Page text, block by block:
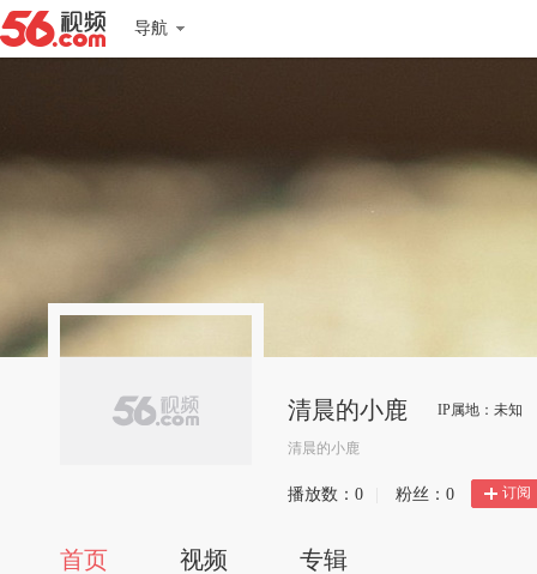
导航
清晨的小鹿 IP属地：未知
清晨的小鹿
播放数： 0 粉丝： 0 订阅
首页 视频 专辑